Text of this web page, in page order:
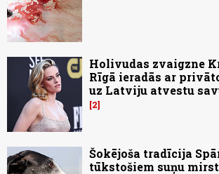
Holivudas zvaigzne
Rīgā ieradās ar
uz Latviju atvestu
2
Šokējoša tradīcija
tūkstošiem suņu